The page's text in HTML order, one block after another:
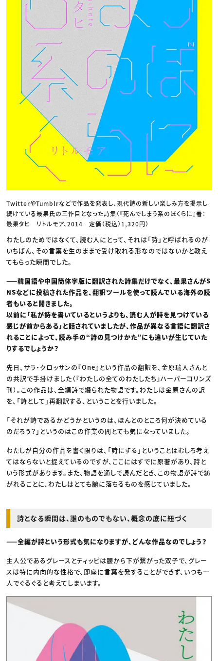
TwitterやTumblrなどで作品を発表し、現代詩の新しい楽しみ方を掲示し
続けている最果氏の三作目となった詩集（『死んでしまう系のぼくらに』著：
最果タヒ リトルモア、2014 定価（税込）1,320円）
わたしのためではなくて、読む人にとって、それは「詩」と呼ばれるのが
いちばん、その言葉を生のままで受け取れる形なのではないかと教え
てもらった瞬間でした。
——韓国語や中国簡体字版に翻訳された詩集だけでなく、最果さんがS
NSなどに投稿された作品を、翻訳ツールを使って読んでいる海外の読
者もいると聞きました。
以前に「私が詩を書いているというよりも、読む人が詩を見つけている
感じが前からある」と話されていましたが、作品が異なる言語に翻訳さ
れることによって、読み手の“詩の見つけかた”にも違いが生じていた
りするでしょうか？
先日、サラ・クロッサンの『One』という作品の翻訳を、金原瑞人さんと
の共訳で手掛けました（『わたしの全てのわたしたち』ハーパーコリンズ
刊）。この作品は、全編詩で綴られた物語です。わたしは金原さんの訳
を、「詩として」再翻訳する、ということを行いました。
「それが詩であるかどうかというのは、ほんとのところ何が決めている
のだろう？」というのはこの作業の間とても気になっていました。
わたしが自分の作品を書く限りは、「詩にする」ということはむしろ考え
てはならないと捉えているのですが、ここにはすでに原著があり、詩と
いう形式があります。また、物語を通しで読んだとき、この物語が詩で紡
がれることに、わたしはとても腑に落ちるものを感じていました。
詩となる瞬間は、誰のものでもない、概念の底に紐づく
——全編が詩という形式も気になりますが、どんな作品なのでしょう？
主人公であるグレースとティッピは腰から下が繋がった双子で、グレー
スは特に内向的な性格で、即座に言葉を発することができず、いつも一
人でぐるぐると考えてしまいます。